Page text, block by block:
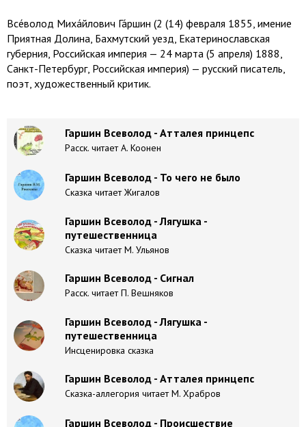
Все́волод Миха́йлович Га́ршин (2 (14) февраля 1855, имение
Приятная Долина, Бахмутский уезд, Екатеринославская
губерния, Российская империя — 24 марта (5 апреля) 1888,
Санкт-Петербург, Российская империя) — русский писатель,
поэт, художественный критик.
Гаршин Всеволод - Атталея принцепс
Расск. читает А. Коонен
Гаршин Всеволод - То чего не было
Сказка читает Жигалов
Гаршин Всеволод - Лягушка -
путешественница
Сказка читает М. Ульянов
Гаршин Всеволод - Сигнал
Расск. читает П. Вешняков
Гаршин Всеволод - Лягушка -
путешественница
Инсценировка сказка
Гаршин Всеволод - Атталея принцепс
Сказка-аллегория читает М. Храбров
Гаршин Всеволод - Происшествие